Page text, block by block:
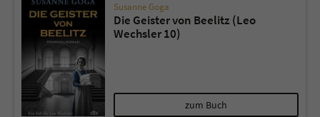
Susanne Goga
Die Geister von Beelitz (Leo
Wechsler 10)
zum Buch